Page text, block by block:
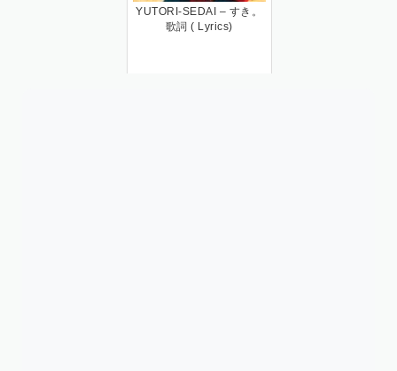
YUTORI-SEDAI – すき。
歌詞 ( Lyrics)